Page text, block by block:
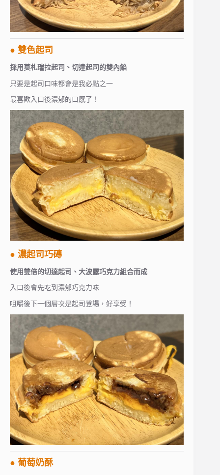
● 雙色起司
採用莫札瑞拉起司、切達起司的雙內餡
只要是起司口味都會是我必點之一
最喜歡入口後濃郁的口感了！
● 濃起司巧磚
使用雙倍的切達起司、大波露巧克力組合而成
入口後會先吃到濃郁巧克力味
咀嚼後下一個層次是起司登場，好享受！
● 葡萄奶酥